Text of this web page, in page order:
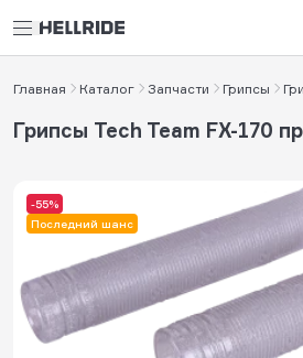
Главная Каталог Запчасти Грипсы
-55%
Последний шанс
Грипсы Tech Team FX-170